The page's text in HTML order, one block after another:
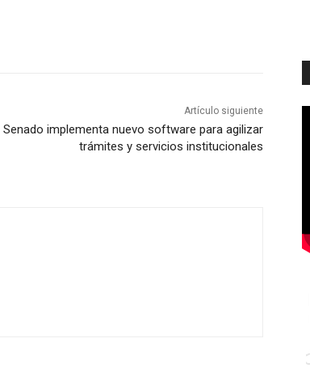
Artículo siguiente
Senado implementa nuevo software para agilizar
trámites y servicios institucionales